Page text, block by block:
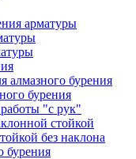
арматуры
алмазного бурения
бурения
"с рук"
стойкой
без наклона
бурения